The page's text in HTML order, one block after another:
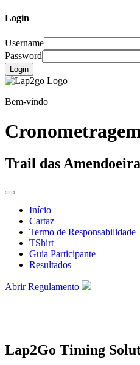
Login
Username
Password
Login
Bem-vindo
Trail das
Início
Cartaz
Termo de Responsabilidade
TShirt
Guia Participante
Resultados
Abrir Regulamento
Lap2Go Timing